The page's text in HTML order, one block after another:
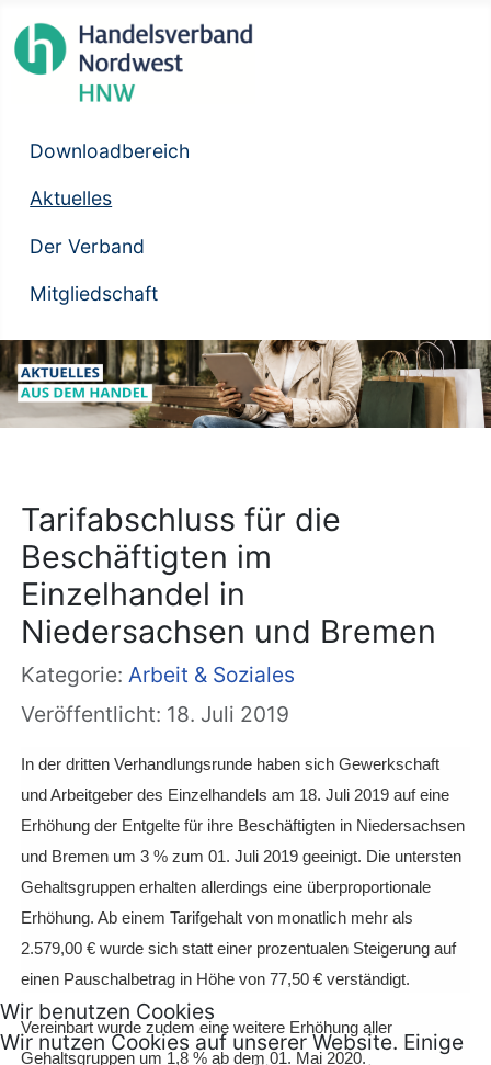
Downloadbereich
Aktuelles
Der Verband
Mitgliedschaft
Tarifabschluss für die
Beschäftigten im
Einzelhandel in
Niedersachsen und Bremen
Kategorie:Arbeit & Soziales
Veröffentlicht: 18. Juli 2019
In der dritten Verhandlungsrunde haben sich Gewerkschaft
und Arbeitgeber des Einzelhandels am 18. Juli 2019 auf eine
Erhöhung der Entgelte für ihre Beschäftigten in Niedersachsen
und Bremen um 3 % zum 01. Juli 2019 geeinigt. Die untersten
Gehaltsgruppen erhalten allerdings eine überproportionale
Erhöhung. Ab einem Tarifgehalt von monatlich mehr als
2.579,00 € wurde sich statt einer prozentualen Steigerung auf
einen Pauschalbetrag in Höhe von 77,50 € verständigt.
Vereinbart wurde zudem eine weitere Erhöhung aller
Gehaltsgruppen um 1,8 % ab dem 01. Mai 2020.
Wir benutzen Cookies
Wir nutzen Cookies auf unserer Website. Einige